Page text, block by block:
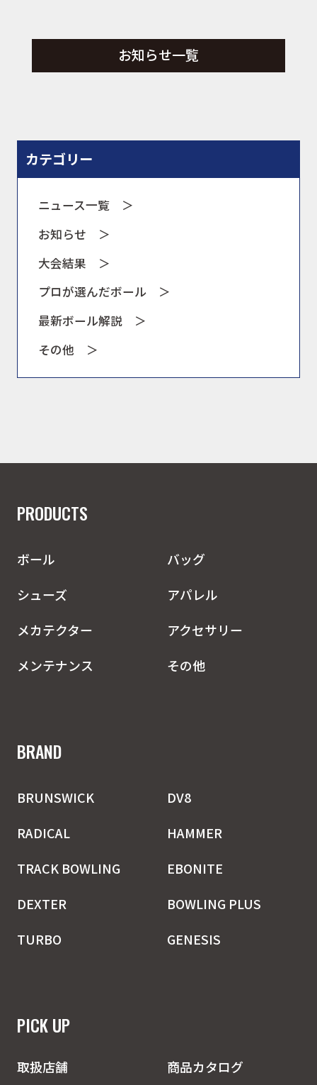
キャンペーン
お問合せ
会社概要
カテゴリー
ニュース一覧 ＞
お知らせ ＞
大会結果 ＞
プロが選んだボール ＞
最新ボール解説 ＞
その他 ＞
お知らせ一覧
PRODUCTS
ボール
バッグ
シューズ
アパレル
メカテクター
アクセサリー
メンテナンス
その他
BRAND
BRUNSWICK
DV8
RADICAL
HAMMER
TRACK BOWLING
EBONITE
DEXTER
BOWLING PLUS
TURBO
GENESIS
PICK UP
取扱店舗
商品カタログ